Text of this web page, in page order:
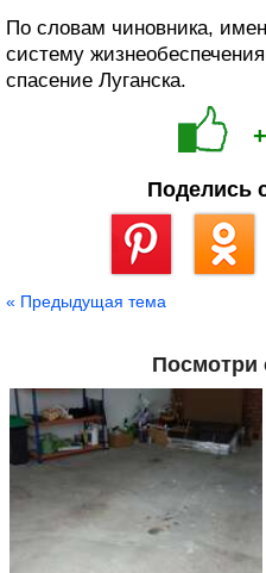
По словам чиновника,
систему
спасение Луганска.
Поделись
« Предыдущая тема
Посмотри